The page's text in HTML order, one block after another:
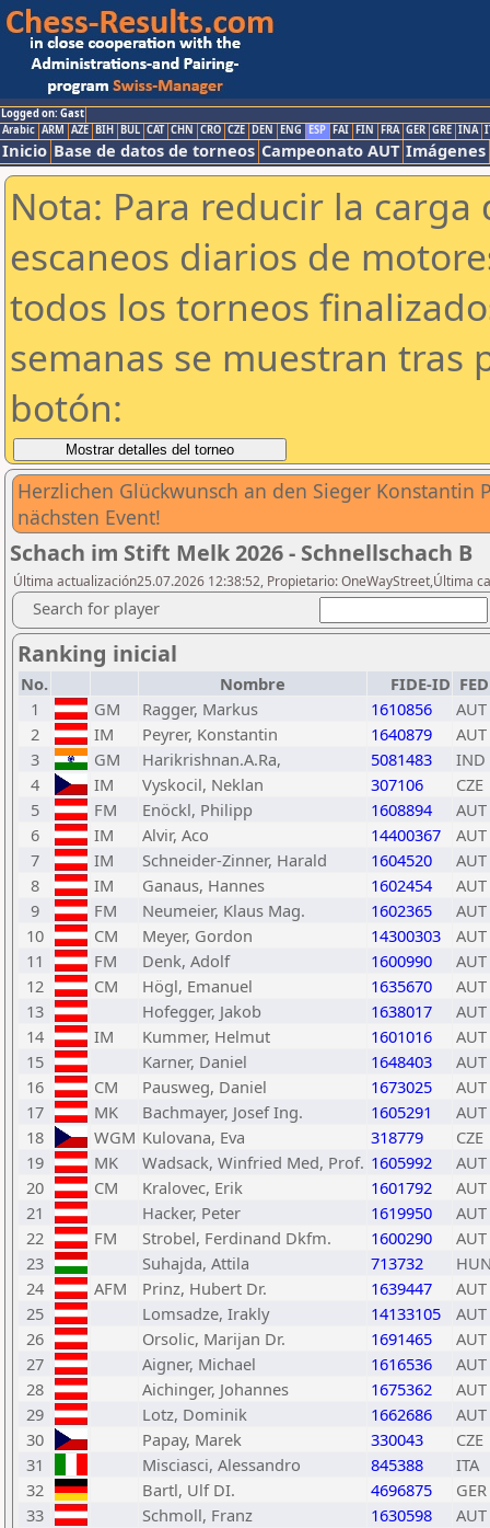
Logged on: Gast
Arabic ARM AZE BIH BUL CAT CHN CRO CZE DEN ENG ESP FAI FIN FRA GER GRE INA
Inicio Base de datos de torneos Campeonato AUT Imágenes
Nota: Para reducir la
escaneos diarios de
todos los torneos
semanas se muestran tras
botón:
Herzlichen Glückwunsch an den Sieger
nächsten Event!
Schach im Stift Melk 2026 - Schnellschach B
Última actualización25.07.2026 12:38:52, Propietario: OneWayStreet,Última
Search for player
Ranking inicial
No. Nombre FIDE-ID FED
1
GM Ragger, Markus 1610856
AUT
2
IM Peyrer, Konstantin 1640879
AUT
3
GM Harikrishnan.A.Ra, 5081483
IND
4
IM Vyskocil, Neklan 307106
CZE
5
FM Enöckl, Philipp 1608894
AUT
6
IM Alvir, Aco 14400367
AUT
7
IM Schneider-Zinner, Harald 1604520
AUT
8
IM Ganaus, Hannes 1602454
AUT
9
FM Neumeier, Klaus Mag. 1602365
AUT
10
CM Meyer, Gordon 14300303
AUT
11
FM Denk, Adolf 1600990
AUT
12
CM Högl, Emanuel 1635670
AUT
13
Hofegger, Jakob 1638017
AUT
14
IM Kummer, Helmut 1601016
AUT
15
Karner, Daniel 1648403
AUT
16
CM Pausweg, Daniel 1673025
AUT
17
MK Bachmayer, Josef Ing. 1605291
AUT
18
WGM Kulovana, Eva 318779
CZE
19
MK Wadsack, Winfried Med, Prof. 1605992
AUT
20
CM Kralovec, Erik 1601792
AUT
21
Hacker, Peter 1619950
AUT
22
FM Strobel, Ferdinand Dkfm. 1600290
AUT
23
Suhajda, Attila 713732
24
AFM Prinz, Hubert Dr. 1639447
AUT
25
Lomsadze, Irakly 14133105
AUT
26
Orsolic, Marijan Dr. 1691465
AUT
27
Aigner, Michael 1616536
AUT
28
Aichinger, Johannes 1675362
AUT
29
Lotz, Dominik 1662686
AUT
30
Papay, Marek 330043
CZE
31
Misciasci, Alessandro 845388
ITA
32
Bartl, Ulf DI. 4696875
GER
33
Schmoll, Franz 1630598
AUT